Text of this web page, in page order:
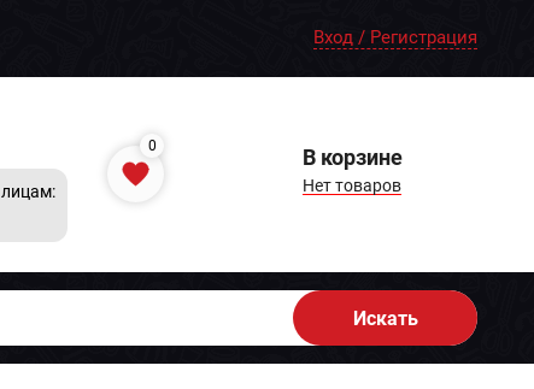
Вход / Регистрация
0 В корзине
Нет товаров
Искать